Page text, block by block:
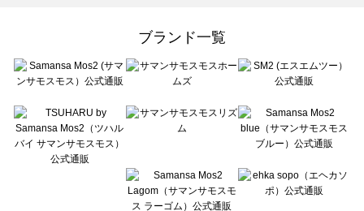
Te chichi（テチチ）の一覧
Te chichi CLASSIC（テチチ クラシック）の一覧
Lugnoncure（ルノンキュール）の一覧
BETTY'S BLUE（べティーズブルー）の一覧
Wpc.（ワールドパーティー）の一覧
ブランド一覧